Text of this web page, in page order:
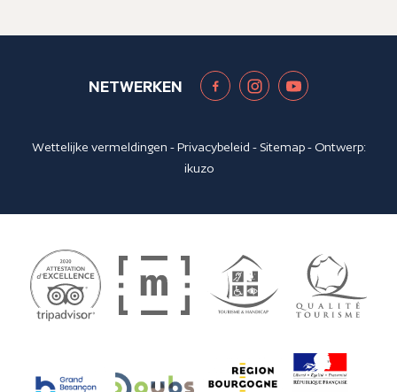
NETWERKEN
Wettelijke vermeldingen -Privacybeleid - Sitemap- Ontwerp:
ikuzo